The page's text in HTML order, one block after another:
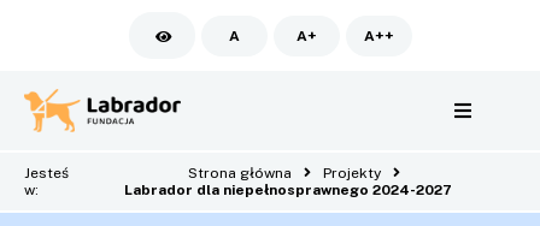
A A+ A++
Jesteś
w:
Strona główna
Projekty
Labrador dla niepełnosprawnego 2024-2027